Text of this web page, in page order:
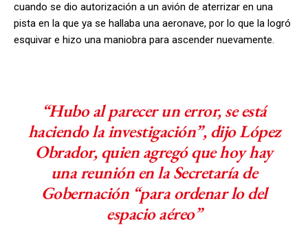
cuando se dio autorización a un avión de aterrizar en una
pista en la que ya se hallaba una aeronave, por lo que la logró
esquivar e hizo una maniobra para ascender nuevamente.
“Hubo al parecer un error, se está
haciendo la investigación”, dijo López
Obrador, quien agregó que hoy hay
una reunión en la Secretaría de
Gobernación “para ordenar lo del
espacio aéreo”